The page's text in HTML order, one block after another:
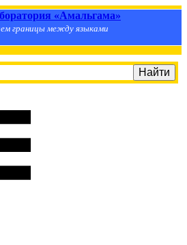
«Амальгама»
границы между языками